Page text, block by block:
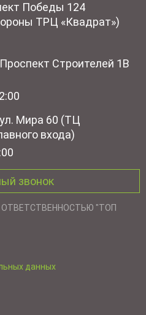
Победы 124
ТРЦ «Квадрат»)
Строителей 1В
Мира 60 (ТЦ
входа)
звонок
"ТОП
данных